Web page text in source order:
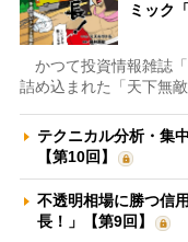
ミック
かつて投資情報雑誌
詰め込まれた「天下無
テクニカル分析・集
【第10回】
不透明相場に勝つ信
長！」【第9回】